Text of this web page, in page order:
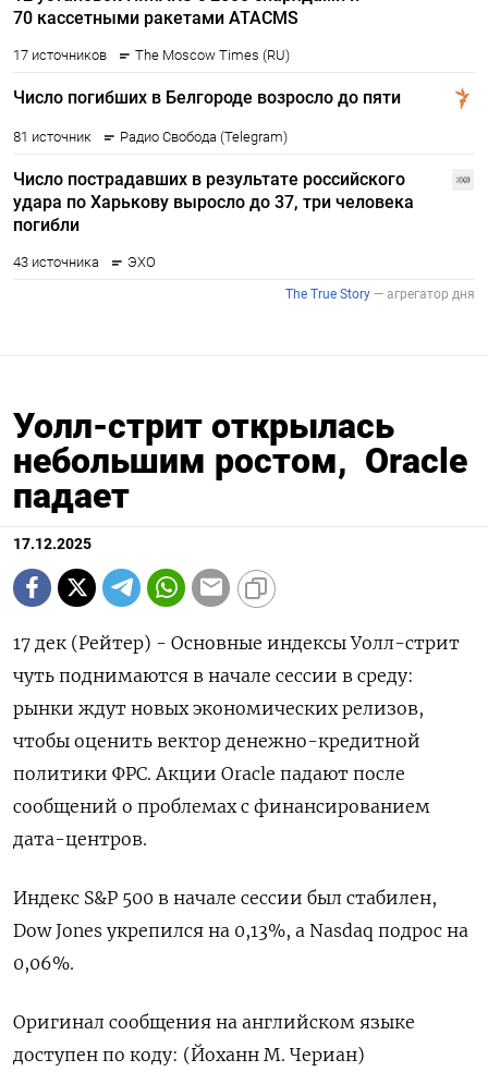
Уолл-стрит открылась
небольшим ростом, Oracle
падает
17.12.2025
17 дек (Рейтер) - Основные индексы Уолл-стрит
чуть поднимаются в начале сессии в среду:
рынки ждут новых экономических релизов,
чтобы оценить вектор денежно-кредитной
политики ФРС. Акции Oracle падают после
сообщений о проблемах с финансированием
дата-центров.
Индекс S&P 500 в начале сессии был стабилен,
Dow Jones укрепился на 0,13%, а Nasdaq подрос на
0,06%.
Оригинал сообщения на английском языке
доступен по коду: (Йоханн М. Чериан)